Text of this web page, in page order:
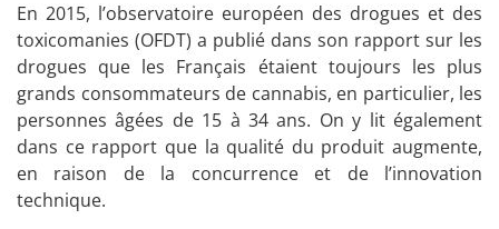
En 2015, l’observatoire européen des drogues et des
toxicomanies (OFDT) a publié dans son rapport sur les
drogues que les Français étaient toujours les plus
grands consommateurs de cannabis, en particulier, les
personnes âgées de 15 à 34 ans. On y lit également
dans ce rapport que la qualité du produit augmente,
en raison de la concurrence et de l’innovation
technique.